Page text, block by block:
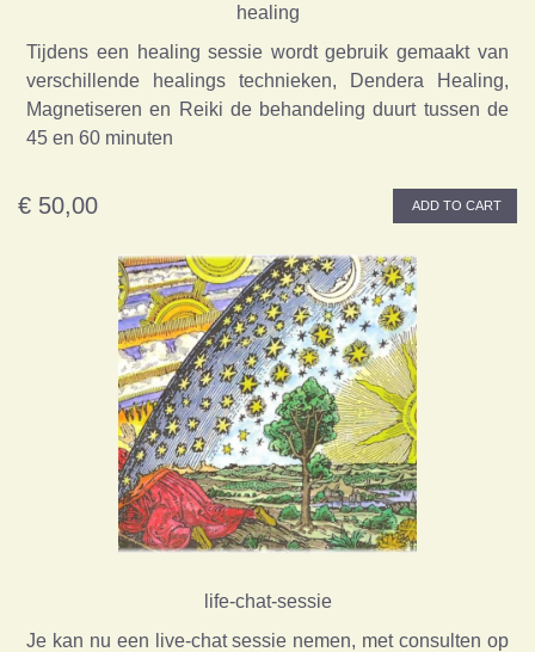
healing
Tijdens een healing sessie wordt gebruik gemaakt van
verschillende healings technieken, Dendera Healing,
Magnetiseren en Reiki de behandeling duurt tussen de
45 en 60 minuten
€ 50,00 ADD TO CART
life-chat-sessie
Je kan nu een live-chat sessie nemen, met consulten op